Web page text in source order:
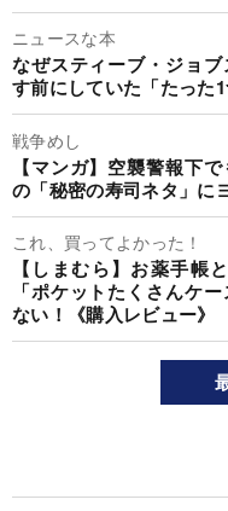
ニュースな本
なぜスティーブ・ジョ
す前にしていた「たった1
戦争めし
【マンガ】空襲警報下
の「秘密の寿司ネタ」に
これ、買ってよかった！
【しまむら】お薬手帳
「ポケットたくさんケ
ない！《購入レビュー》